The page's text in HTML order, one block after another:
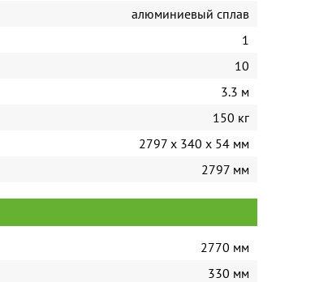
алюминиевый сплав
1
10
3.3 м
150 кг
2797 х 340 х 54 мм
2797 мм
2770 мм
330 мм